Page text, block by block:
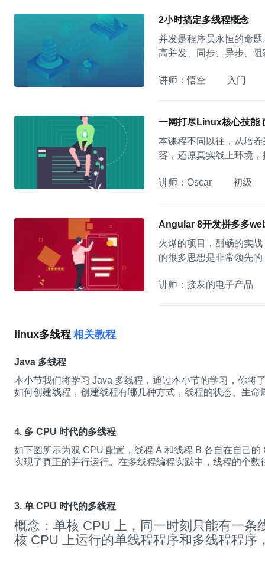
2小时搞定多线程概念
并发是程序员永恒的命
高并发、同步、异步、
讲师：悟空 入门
一网打尽Linux核心技能
本课程不同以往，从培
容，还原真实线上环境
讲师：Oscar 初级
Angular 8开发拼多多
火爆的项目，酣畅的实
的很多思想是非常领先
讲师：接灰的电子产品
linux多线程 相关教程
Java 多线程
本小节我们将学习 Java 多线程 ，通过本小节的学习，你将
如何创建线程 ，创建线程有哪几种方式， 线程的状态、生命
4. 多 CPU 时代的多线程
如下图所示为双 CPU 配置， 线程 A 和线程 B 各自在自己的
实现了真正的并行运行。在多线程编程实践中， 线程的个数
3. 单 CPU 时代的多线程
概念：单核 CPU 上，同一时刻只能有一条
核 CPU 上运行的单线程程序和多线程程序